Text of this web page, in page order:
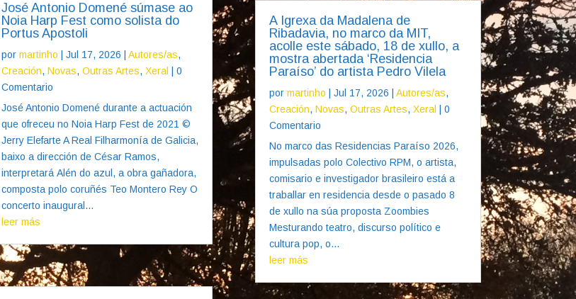
José Antonio Domené súmase ao
Noia Harp Fest como solista do
Portus Apostoli
por martinho Jul 17, 2026 Autores/as,
Creación, Novas, Outras Artes, Xeral
| 0
Comentario
José Antonio Domené durante a actuación
que ofreceu no Noia Harp Fest de 2021 ©
Jerry Elefarte A Real Filharmonía de Galicia,
baixo a dirección de César Ramos,
interpretará Alén do azul, a obra gañadora,
composta polo coruñés Teo Montero Rey O
concerto inaugural...
leer más
A Igrexa da Madalena de
Ribadavia, no marco da MIT,
acolle este sábado, 18 de xullo, a
mostra abertada ‘Residencia
Paraíso’ do artista Pedro Vilela
por martinho Jul 17, 2026 Autores/as,
Creación, Novas, Outras Artes, Xeral
| 0
Comentario
No marco das Residencias Paraíso 2026,
impulsadas polo Colectivo RPM, o artista,
comisario e investigador brasileiro está a
traballar en residencia desde o pasado 8
de xullo na súa proposta Zoombies
Mesturando teatro, discurso político e
cultura pop, o...
leer más